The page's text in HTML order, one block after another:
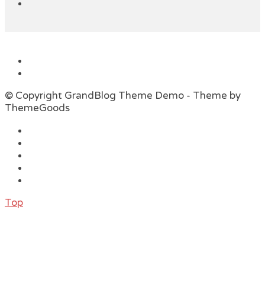
© Copyright GrandBlog Theme Demo - Theme by
ThemeGoods
Top